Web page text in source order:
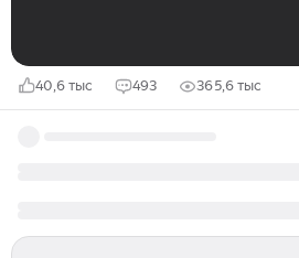
40,6 тыс 493 365,6 тыс